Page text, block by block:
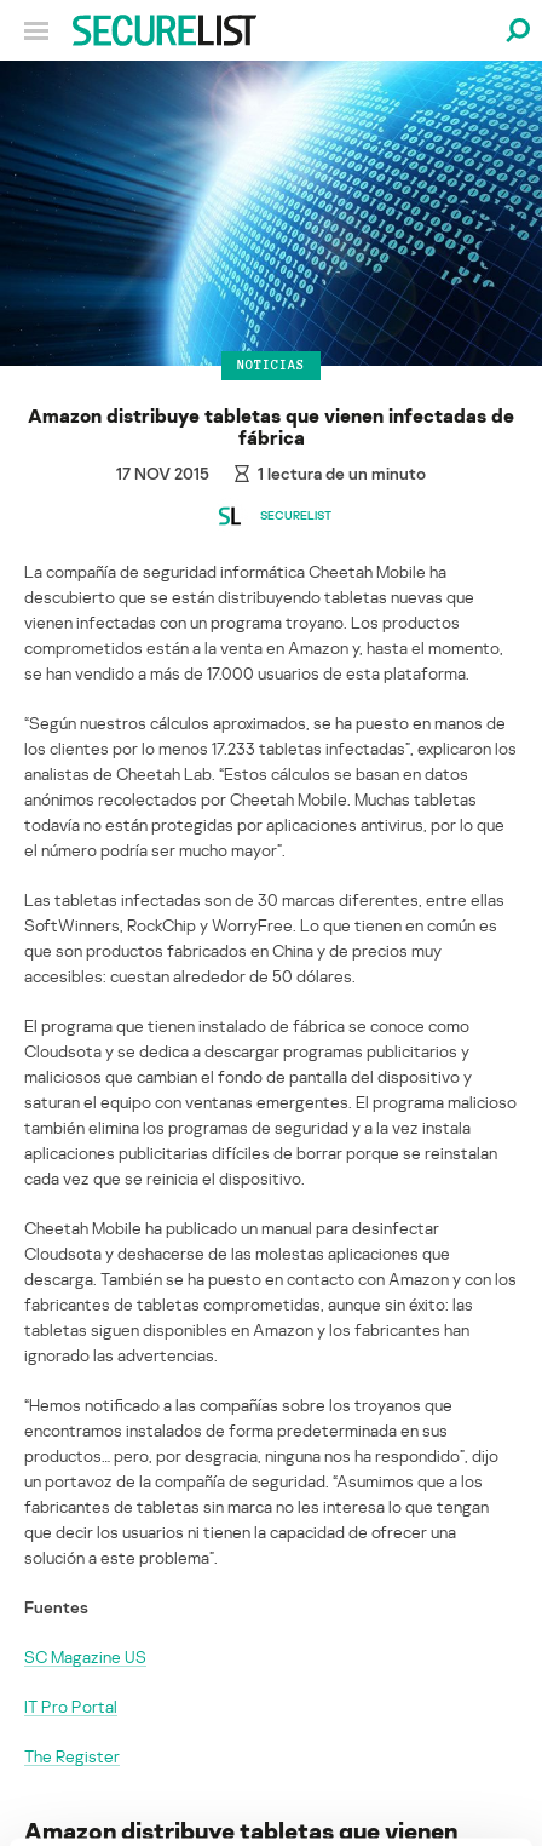
NOTICIAS
Amazon distribuye tabletas que vienen infectadas de
fábrica
17 NOV 2015 1 lectura de un minuto
SECURELIST
La compañía de seguridad informática Cheetah Mobile ha
descubierto que se están distribuyendo tabletas nuevas que
vienen infectadas con un programa troyano. Los productos
comprometidos están a la venta en Amazon y, hasta el momento,
se han vendido a más de 17.000 usuarios de esta plataforma.
“Según nuestros cálculos aproximados, se ha puesto en manos de
los clientes por lo menos 17.233 tabletas infectadas”, explicaron los
analistas de Cheetah Lab. “Estos cálculos se basan en datos
anónimos recolectados por Cheetah Mobile. Muchas tabletas
todavía no están protegidas por aplicaciones antivirus, por lo que
el número podría ser mucho mayor”.
Las tabletas infectadas son de 30 marcas diferentes, entre ellas
SoftWinners, RockChip y WorryFree. Lo que tienen en común es
que son productos fabricados en China y de precios muy
accesibles: cuestan alrededor de 50 dólares.
El programa que tienen instalado de fábrica se conoce como
Cloudsota y se dedica a descargar programas publicitarios y
maliciosos que cambian el fondo de pantalla del dispositivo y
saturan el equipo con ventanas emergentes. El programa malicioso
también elimina los programas de seguridad y a la vez instala
aplicaciones publicitarias difíciles de borrar porque se reinstalan
cada vez que se reinicia el dispositivo.
Cheetah Mobile ha publicado un manual para desinfectar
Cloudsota y deshacerse de las molestas aplicaciones que
descarga. También se ha puesto en contacto con Amazon y con los
fabricantes de tabletas comprometidas, aunque sin éxito: las
tabletas siguen disponibles en Amazon y los fabricantes han
ignorado las advertencias.
“Hemos notificado a las compañías sobre los troyanos que
encontramos instalados de forma predeterminada en sus
productos… pero, por desgracia, ninguna nos ha respondido”, dijo
un portavoz de la compañía de seguridad. “Asumimos que a los
fabricantes de tabletas sin marca no les interesa lo que tengan
que decir los usuarios ni tienen la capacidad de ofrecer una
solución a este problema”.
Fuentes
SC Magazine US
IT Pro Portal
The Register
Amazon distribuye tabletas que vienen